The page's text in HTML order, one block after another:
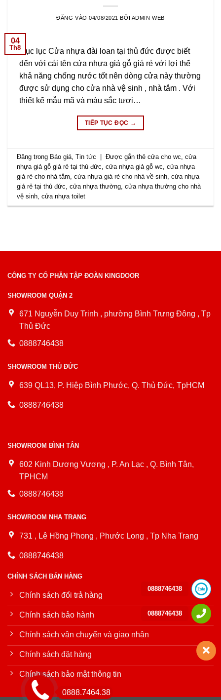
ĐĂNG VÀO04/08/2021 BỞI ADMIN WEB
04
Th8Mục lục Cửa nhựa đài loan tại thủ đức được biết
đến với cái tên cửa nhựa giả gỗ giá rẻ với lợi thế
khả năng chống nước tốt nên dòng cửa này thường
được sử dụng cho cửa nhà vệ sinh , nhà tắm . Với
thiết kế mẫu mã và màu sắc tươi…
TIẾP TỤC ĐỌC →
Đăng trong Báo giá ,Tin tức Được gắn thẻcửa cho wc ,cửa
nhựa giả gỗ giá rẻ tại thủ đức ,cửa nhựa giả gỗ wc ,cửa nhựa
giá rẻ cho nhà tắm ,cửa nhựa giá rẻ cho nhà về sinh ,cửa nhựa
giá rẻ tại thủ đức ,cửa nhựa thường ,cửa nhựa thường cho nhà
vệ sinh ,cửa nhựa toilet
CÔNG TY CỔ PHẦN TẬP ĐOÀN KINGDOOR
SHOWROOM QUẬN 2
671 Nguyễn Duy Trinh , phường Bình Trưng Đông , Tp
Thủ Đức
0888746438
SHOWROOM THỦ ĐỨC
639 QL13, P. Hiệp Bình Phước, Q. Thủ Đức, TpHCM
0888746438
SHOWROOM BÌNH TÂN
602 Kinh Dương Vương , P. An Lạc , Q. Bình Tân,
TPHCM
0888746438
SHOWROOM NHA TRANG
731 , Lê Hồng Phong , Phước Long , Tp Nha Trang
0888746438
CHÍNH SÁCH BÁN HÀNG
Chính sách đổi trả hàng
Chính sách bảo hành
Chính sách vận chuyển và giao nhận
Chính sách đặt hàng
Chính sách bảo mật thông tin
0888.7464.38
0888746438
0888746438